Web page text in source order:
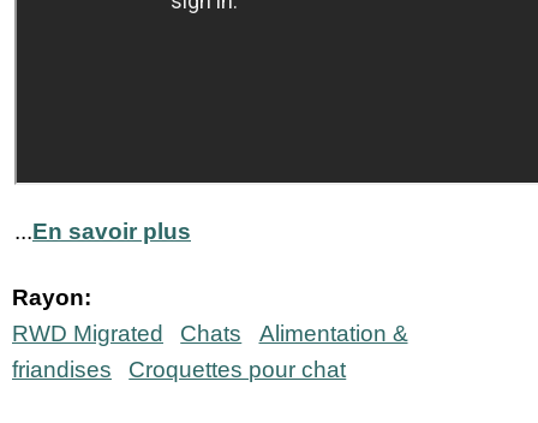
...En savoir plus
Rayon:
RWD Migrated
Chats
Alimentation &
friandises
Croquettes pour chat